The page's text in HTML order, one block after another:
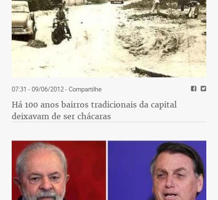
07:31 - 09/06/2012- Compartilhe
Há 100 anos bairros tradicionais da capital
deixavam de ser chácaras